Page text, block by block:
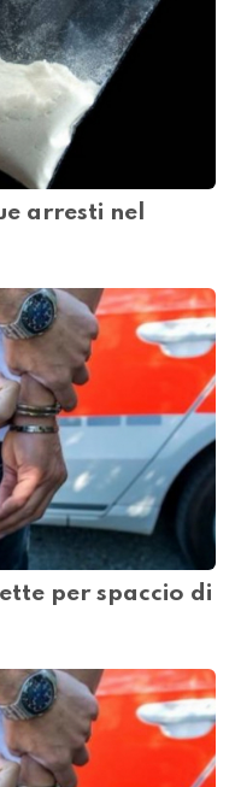
arresti nel
per spaccio di